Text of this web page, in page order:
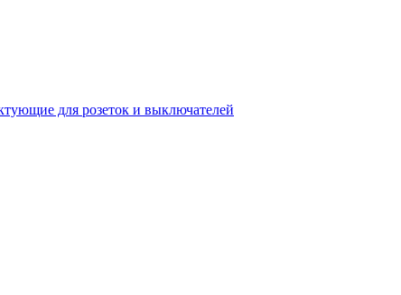
для розеток и выключателей